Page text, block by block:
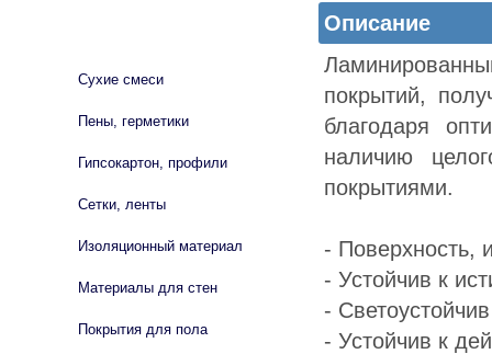
Описание
покрытий,
благодаря
наличию
покрытиями.
- Поверхность,
- Устойчив к
- Светоустойчив
- Устойчив к
Сухие смеси
Пены, герметики
Гипсокартон, профили
Сетки, ленты
Изоляционный материал
Материалы для стен
Покрытия для пола